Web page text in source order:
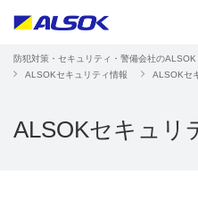
防犯対策・セキュリティ・警備会社のALSOK
ALSOKセキュリティ情報
ALSOKセ
ALSOKセキュリ